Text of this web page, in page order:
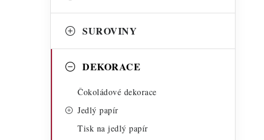
t
r
e
o
SUROVINY
DEKORACE
Čokoládové dekorace
Jedlý papír
Tisk na jedlý papír